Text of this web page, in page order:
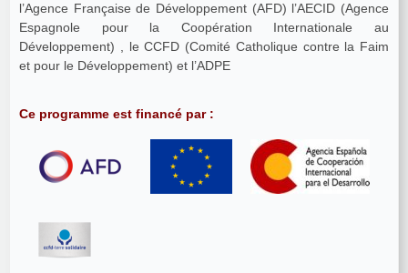
l’Agence Française de Développement (AFD) l’AECID (Agence
Espagnole pour la Coopération Internationale au
Développement) , le CCFD (Comité Catholique contre la Faim
et pour le Développement) et l’ADPE
Ce programme est financé par :